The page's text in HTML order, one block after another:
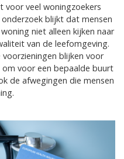
voor veel woningzoekers
blijkt dat mensen
niet alleen kijken naar
van de leefomgeving.
blijken voor
voor een bepaalde buurt
de afwegingen die mensen